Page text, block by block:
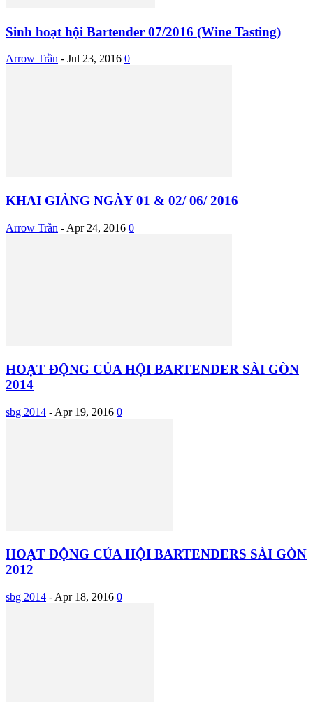
Sinh hoạt hội Bartender 07/2016 (Wine Tasting)
Arrow Trần - Jul 23, 2016 0
KHAI GIẢNG NGÀY 01 & 02/ 06/ 2016
Arrow Trần - Apr 24, 2016 0
HOẠT ĐỘNG CỦA HỘI BARTENDER SÀI GÒN
2014
sbg 2014 - Apr 19, 2016 0
HOẠT ĐỘNG CỦA HỘI BARTENDERS SÀI GÒN
2012
sbg 2014 - Apr 18, 2016 0